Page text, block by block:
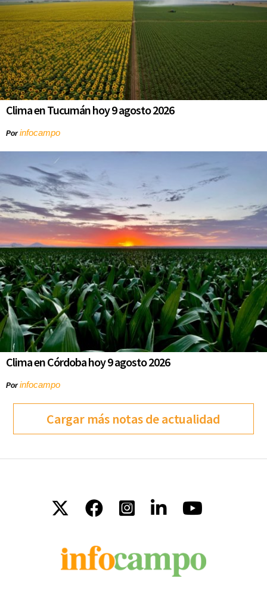
Clima en Tucumán hoy 9 agosto 2026
Porinfocampo
Clima en Córdoba hoy 9 agosto 2026
Porinfocampo
Cargar más notas de actualidad